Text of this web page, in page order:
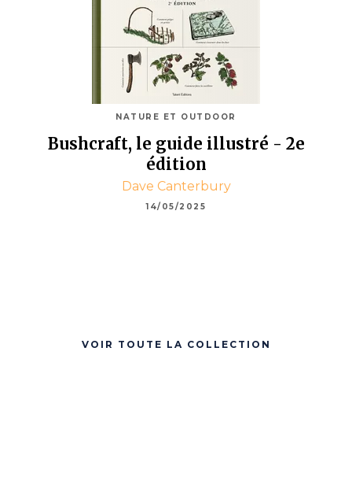
NATURE ET OUTDOOR
Bushcraft, le guide illustré - 2e
édition
Dave Canterbury
14/05/2025
VOIR TOUTE LA COLLECTION